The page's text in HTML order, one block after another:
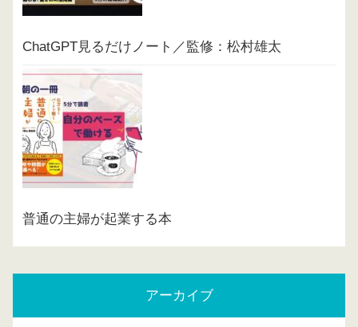
ChatGPT見るだけノート／監修：松村雄太
普通の主婦が起業する本
アーカイブ